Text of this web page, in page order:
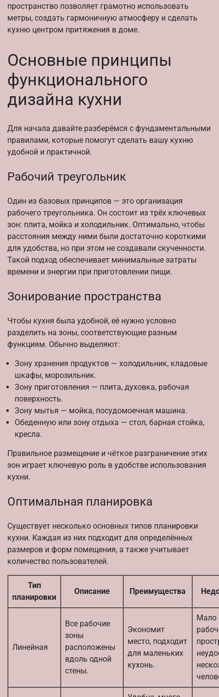
пространство позволяет грамотно использовать
метры, создать гармоничную атмосферу и сделать
кухню центром притяжения в доме.
Основные принципы
функционального
дизайна кухни
Для начала давайте разберёмся с фундаментальными
правилами, которые помогут сделать вашу кухню
удобной и практичной.
Рабочий треугольник
Один из базовых принципов — это организация
рабочего треугольника. Он состоит из трёх ключевых
зон: плита, мойка и холодильник. Оптимально, чтобы
расстояния между ними были достаточно короткими
для удобства, но при этом не создавали скученности.
Такой подход обеспечивает минимальные затраты
времени и энергии при приготовлении пищи.
Зонирование пространства
Чтобы кухня была удобной, её нужно условно
разделить на зоны, соответствующие разным
функциям. Обычно выделяют:
Зону хранения продуктов — холодильник, кладовые
шкафы, морозильник.
Зону приготовления — плита, духовка, рабочая
поверхность.
Зону мытья — мойка, посудомоечная машина.
Обеденную или зону отдыха — стол, барная стойка,
кресла.
Правильное размещение и чёткое разграничение этих
зон играет ключевую роль в удобстве использования
кухни.
Оптимальная планировка
Существует несколько основных типов планировки
кухни. Каждая из них подходит для определённых
размеров и форм помещения, а также учитывает
количество пользователей.
Тип
планировки
Описание Преимущества
Линейная
Все рабочие
зоны
расположены
вдоль одной
стены.
Экономит
место, подходит
для маленьких
кухонь.
Мало